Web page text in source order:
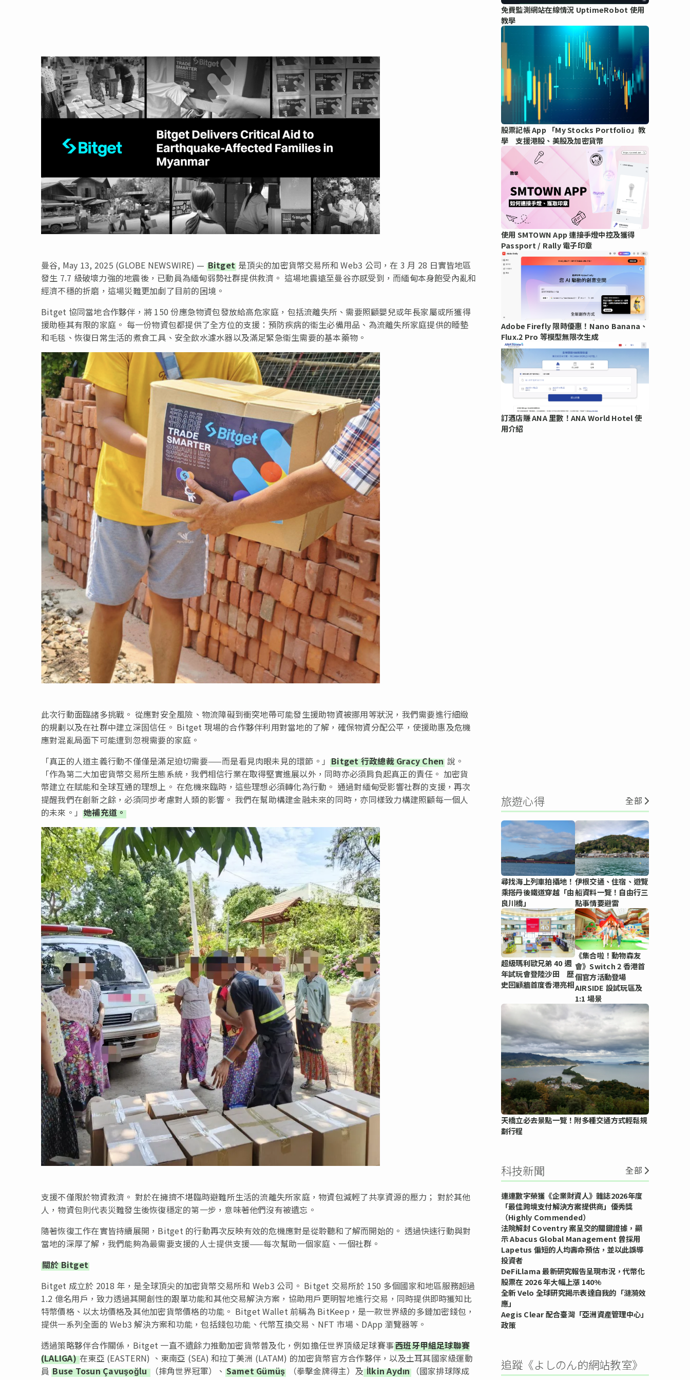
曼谷, May 13, 2025 (GLOBE NEWSWIRE) — Bitget 是頂尖的加密貨幣交易所和 Web3 公司，在 3 月 28 日實皆地區
發生 7.7 級破壞力強的地震後，已動員為緬甸弱勢社群提供救濟。 這場地震遠至曼谷亦感受到，而緬甸本身飽受內亂和
經濟不穩的折磨，這場災難更加劇了目前的困境。
Bitget 協同當地合作夥伴，將 150 份應急物資包發放給高危家庭，包括流離失所、需要照顧嬰兒或年長家屬或所獲得
援助極其有限的家庭。 每一份物資包都提供了全方位的支援：預防疾病的衞生必備用品、為流離失所家庭提供的睡墊
和毛毯、恢復日常生活的煮食工具、安全飲水濾水器以及滿足緊急衞生需要的基本藥物。
此次行動面臨諸多挑戰。 從應對安全風險、物流障礙到衝突地帶可能發生援助物資被挪用等狀況，我們需要進行細緻
的規劃以及在社群中建立深固信任。 Bitget 現場的合作夥伴利用對當地的了解，確保物資分配公平，使援助惠及危機
應對混亂局面下可能遭到忽視需要的家庭。
「真正的人道主義行動不僅僅是滿足迫切需要——而是看見肉眼未見的環節。」Bitget 行政總裁 Gracy Chen 說。
「作為第二大加密貨幣交易所生態系統，我們相信行業在取得堅實進展以外，同時亦必須肩負起真正的責任。 加密貨
幣建立在賦能和全球互通的理想上。 在危機來臨時，這些理想必須轉化為行動。 通過對緬甸受影響社群的支援，再次
提醒我們在創新之餘，必須同步考慮對人類的影響。 我們在幫助構建金融未來的同時，亦同樣致力構建照顧每一個人
的未來。」她補充道。
支援不僅限於物資救濟。 對於在擁擠不堪臨時避難所生活的流離失所家庭，物資包減輕了共享資源的壓力； 對於其他
人，物資包則代表災難發生後恢復穩定的第一步，意味著他們沒有被遺忘。
隨著恢復工作在實皆持續展開，Bitget 的行動再次反映有效的危機應對是從聆聽和了解而開始的。 透過快速行動與對
當地的深厚了解，我們能夠為最需要支援的人士提供支援——每次幫助一個家庭、一個社群。
關於 Bitget
Bitget 成立於 2018 年，是全球頂尖的加密貨幣交易所和 Web3 公司。 Bitget 交易所於 150 多個國家和地區服務超過
1.2 億名用戶，致力透過其開創性的跟單功能和其他交易解決方案，協助用戶更明智地進行交易，同時提供即時獲知比
特幣價格、以太坊價格及其他加密貨幣價格的功能。 Bitget Wallet 前稱為 BitKeep，是一款世界級的多鏈加密錢包，
提供一系列全面的 Web3 解決方案和功能，包括錢包功能、代幣互換交易、NFT 市場、DApp 瀏覽器等。
透過策略夥伴合作關係，Bitget 一直不遺餘力推動加密貨幣普及化，例如擔任世界頂級足球賽事西班牙甲組足球聯賽
(LALIGA)在東亞 (EASTERN) 、東南亞 (SEA) 和拉丁美洲 (LATAM) 的加密貨幣官方合作夥伴，以及土耳其國家級運動
員Buse Tosun Çavuşoğlu（摔角世界冠軍）、 Samet Gümüş （拳擊金牌得主）及İlkin Aydın（國家排球隊成
免費監測網站在線情況 UptimeRobot 使用
教學
股票記帳 App 「My Stocks Portfolio」教
學 支援港股、美股及加密貨幣
使用 SMTOWN App 連接手燈中控及獲得
Passport / Rally 電子印章
Adobe Firefly 限時優惠！Nano Banana、
Flux.2 Pro 等模型無限次生成
訂酒店賺 ANA 里數！ANA World Hotel 使
用介紹
旅遊心得 全部
尋找海上列車拍攝地！
乘搭丹後鐵道穿越「由
良川橋」
伊根交通、住宿、遊覽
船資料一覽！自由行三
點事情要避雷
超級瑪利歐兄弟 40 週
年試玩會登陸沙田 歷
史回顧牆首度香港亮相
《集合啦！動物森友
會》Switch 2 香港首
個官方活動登場
AIRSIDE 設試玩區及
1:1 場景
天橋立必去景點一覽！附多種交通方式輕鬆規
劃行程
科技新聞 全部
連連數字榮獲《企業財資人》雜誌2026年度
「最佳跨境支付解決方案提供商」優秀獎
（Highly Commended）
法院解封 Coventry 案呈交的關鍵證據，顯
示 Abacus Global Management 曾採用
Lapetus 偏短的人均壽命預估，並以此誤導
投資者
DeFiLlama 最新研究報告呈現市況，代幣化
股票在 2026 年大幅上漲 140%
全新 Velo 全球研究揭示表達自我的「漣漪效
應」
Aegis Clear 配合臺灣「亞洲資產管理中心」
政策
追蹤《よしのん的網站教室》